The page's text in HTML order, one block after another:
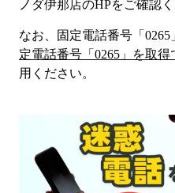
ノダ伊那店のHPをご確認く
なお、固定電話番号「 0265
定電話番号「 0265 」を取
用ください。